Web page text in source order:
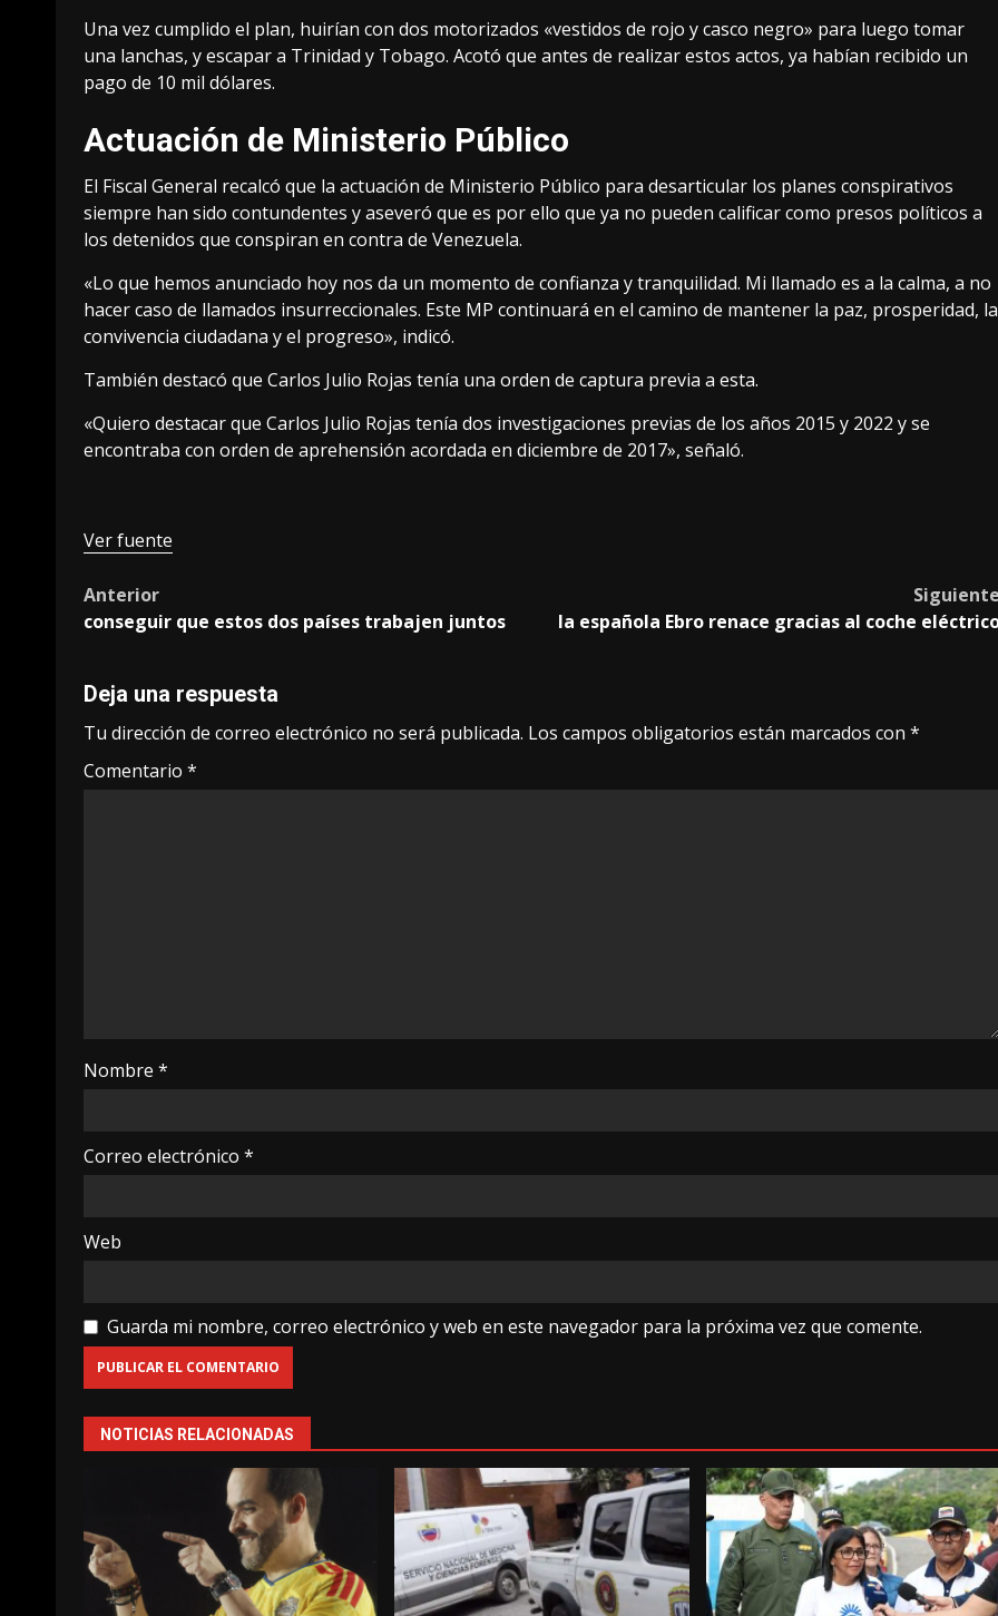
Una vez cumplido el plan, huirían con dos motorizados «vestidos de rojo y casco negro» para luego tomar
una lanchas, y escapar a Trinidad y Tobago. Acotó que antes de realizar estos actos, ya habían recibido un
pago de 10 mil dólares.
Actuación de Ministerio Público
El Fiscal General recalcó que la actuación de Ministerio Público para desarticular los planes conspirativos
siempre han sido contundentes y aseveró que es por ello que ya no pueden calificar como presos políticos a
los detenidos que conspiran en contra de Venezuela.
«Lo que hemos anunciado hoy nos da un momento de confianza y tranquilidad. Mi llamado es a la calma, a no
hacer caso de llamados insurreccionales. Este MP continuará en el camino de mantener la paz, prosperidad, la
convivencia ciudadana y el progreso», indicó.
También destacó que Carlos Julio Rojas tenía una orden de captura previa a esta.
«Quiero destacar que Carlos Julio Rojas tenía dos investigaciones previas de los años 2015 y 2022 y se
encontraba con orden de aprehensión acordada en diciembre de 2017», señaló.
Ver fuente
Post
navigation
Anterior
conseguir que estos dos países trabajen juntos
la española Ebro renace gracias al coche
Deja una respuesta
Tu dirección de correo electrónico no será publicada. Los campos obligatorios están marcados con *
Comentario *
Nombre *
Correo electrónico *
Web
Guarda mi nombre, correo electrónico y web en este navegador para la próxima vez que comente.
NOTICIAS RELACIONADAS